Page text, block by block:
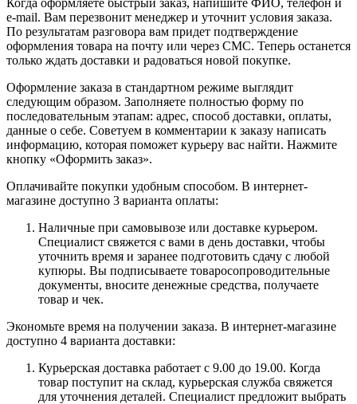
e-mail. Вам перезвонит менеджер и уточнит условия заказа.
По результатам разговора вам придет подтверждение
оформления товара на почту или через СМС. Теперь останется
только ждать доставки и радоваться новой покупке.
Оформление заказа в стандартном режиме выглядит
следующим образом. Заполняете полностью форму по
последовательным этапам: адрес, способ доставки, оплаты,
данные о себе. Советуем в комментарии к заказу написать
информацию, которая поможет курьеру вас найти. Нажмите
кнопку «Оформить заказ».
Оплачивайте покупки удобным способом. В интернет-
магазине доступно 3 варианта оплаты:
Наличные при самовывозе или доставке курьером.
Специалист свяжется с вами в день доставки, чтобы
уточнить время и заранее подготовить сдачу с любой
купюры. Вы подписываете товаросопроводительные
документы, вносите денежные средства, получаете
товар и чек.
Экономьте время на получении заказа. В интернет-магазине
доступно 4 варианта доставки:
Курьерская доставка работает с 9.00 до 19.00. Когда
товар поступит на склад, курьерская служба свяжется
для уточнения деталей. Специалист предложит выбрать